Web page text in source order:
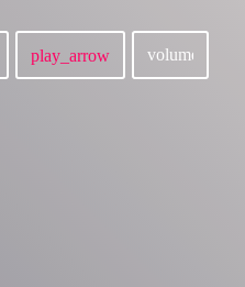
play_arrow volume_up